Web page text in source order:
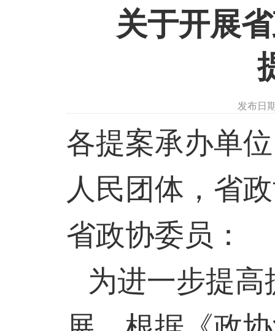
关于开展
发布日
各提案承办单
人民团体，省
省政协委员：
为进一步提